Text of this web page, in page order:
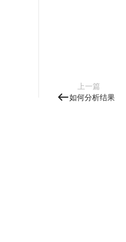
上一篇
如何分析结果